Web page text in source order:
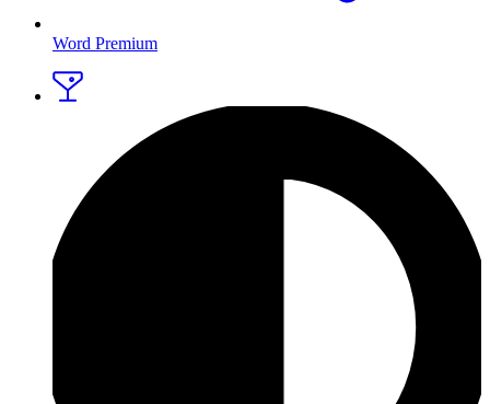
Word Premium